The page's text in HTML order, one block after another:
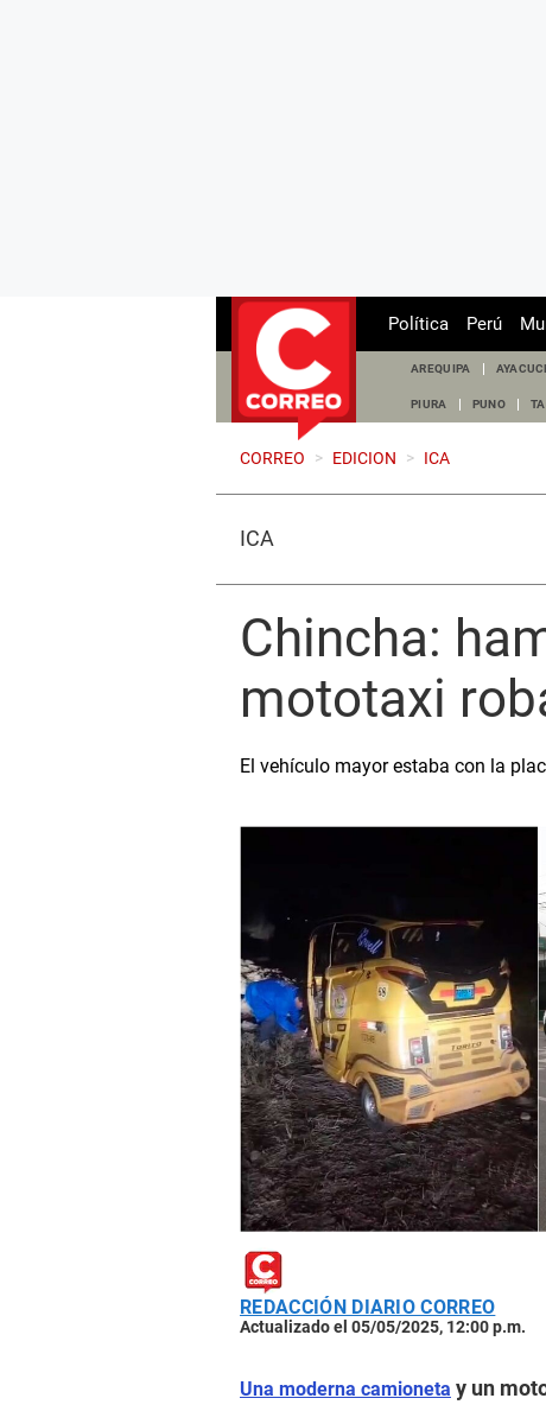
Política Perú
AREQUIPA
PIURA PUNO
CORREO > EDICION > ICA
ICA
Chincha:
mototaxi
El vehículo mayor estaba con la
REDACCIÓN DIARIO CORREO
Actualizado el 05/05/2025, 12:00 p.m.
Una moderna camioneta y un